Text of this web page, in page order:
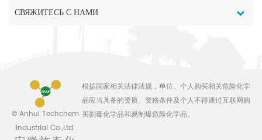
СВЯЖИТЕСЬ С НАМИ
© Anhui Techchem
Industrial Co.,Ltd.
根据国家相关法律法规，单位、个人购买相关危险化学
品应当具备的资质、资格条件及个人不得通过互联网购
买剧毒化学品和易制爆危险化学品。